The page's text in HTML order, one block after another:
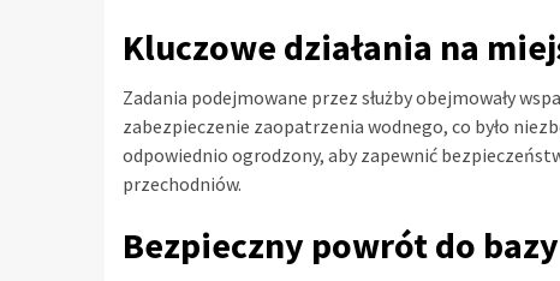
Kluczowe działania na
Zadania podejmowane przez służby obejmowały
zabezpieczenie zaopatrzenia wodnego, co było
odpowiednio ogrodzony, aby zapewnić
przechodniów.
Bezpieczny powrót do bazy